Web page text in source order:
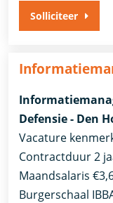
Solliciteer
Defensie - Den
Vacature
Contractduur 2
Maandsalaris
Burgerschaal